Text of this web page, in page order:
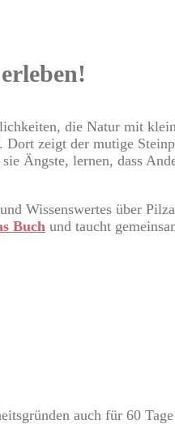
die Natur mit
Dort zeigt der mutige
Ängste, lernen, dass
Wissenswertes über
Buch und taucht
auch für 60